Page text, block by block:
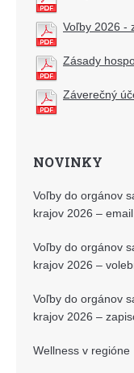
Voľby 2026 -
Zásady
Záverečný
NOVINKY
Voľby do orgánov
krajov 2026 – email
Voľby do orgánov
krajov 2026 –
Voľby do orgánov
krajov 2026 –
Wellness v regióne